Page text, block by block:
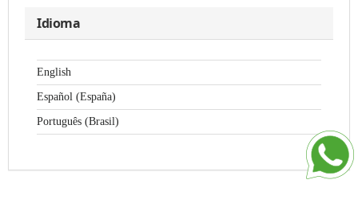
Idioma
English
Español (España)
Português (Brasil)